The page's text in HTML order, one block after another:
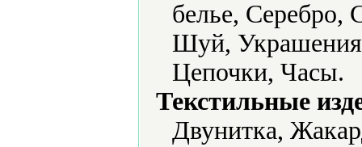
белье, Серебро,
Шуй,
Цепочки, Часы.
Текстильные
Двунитка,